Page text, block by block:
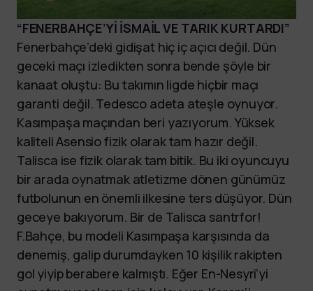
“FENERBAHÇE’Yİ İSMAİL VE TARIK KURTARDI”
Fenerbahçe’deki gidişat hiç iç açıcı değil. Dün
geceki maçı izledikten sonra bende şöyle bir
kanaat oluştu: Bu takımın ligde hiçbir maçı
garanti değil. Tedesco adeta ateşle oynuyor.
Kasımpaşa maçından beri yazıyorum. Yüksek
kaliteli Asensio fizik olarak tam hazır değil.
Talisca ise fizik olarak tam bitik. Bu iki oyuncuyu
bir arada oynatmak atletizme dönen günümüz
futbolunun en önemli ilkesine ters düşüyor. Dün
geceye bakıyorum. Bir de Talisca santrfor!
F.Bahçe, bu modeli Kasımpaşa karşısında da
denemiş, galip durumdayken 10 kişilik rakipten
gol yiyip berabere kalmıştı. Eğer En-Nesyri’yi